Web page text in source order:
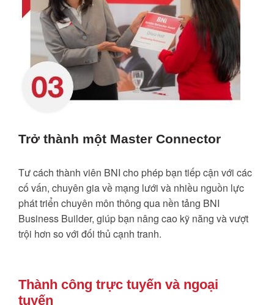
Trở thành một Master Connector
Tư cách thành viên BNI cho phép bạn tiếp cận với các
cố vấn, chuyên gia về mạng lưới và nhiều nguồn lực
phát triển chuyên môn thông qua nền tảng BNI
Business Builder, giúp bạn nâng cao kỹ năng và vượt
trội hơn so với đối thủ cạnh tranh.
Thành công trực tuyến và ngoại
tuyến